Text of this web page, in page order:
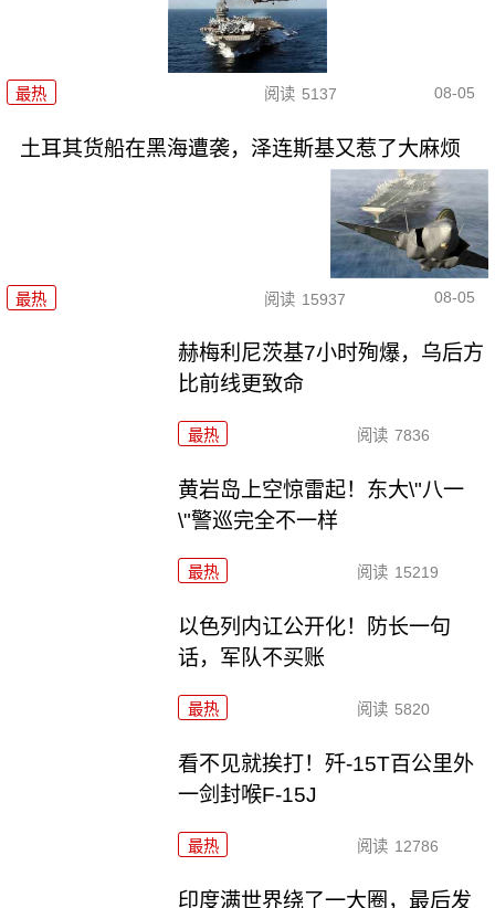
最热 阅读 5137 08-05
土耳其货船在黑海遭袭，泽连斯基又惹了大麻烦
最热 阅读 15937 08-05
赫梅利尼茨基7小时殉爆，乌后方
比前线更致命
最热 阅读 7836
黄岩岛上空惊雷起！东大\"八一
\"警巡完全不一样
最热 阅读 15219
以色列内讧公开化！防长一句
话，军队不买账
最热 阅读 5820
看不见就挨打！歼-15T百公里外
一剑封喉F-15J
最热 阅读 12786
印度满世界绕了一大圈，最后发